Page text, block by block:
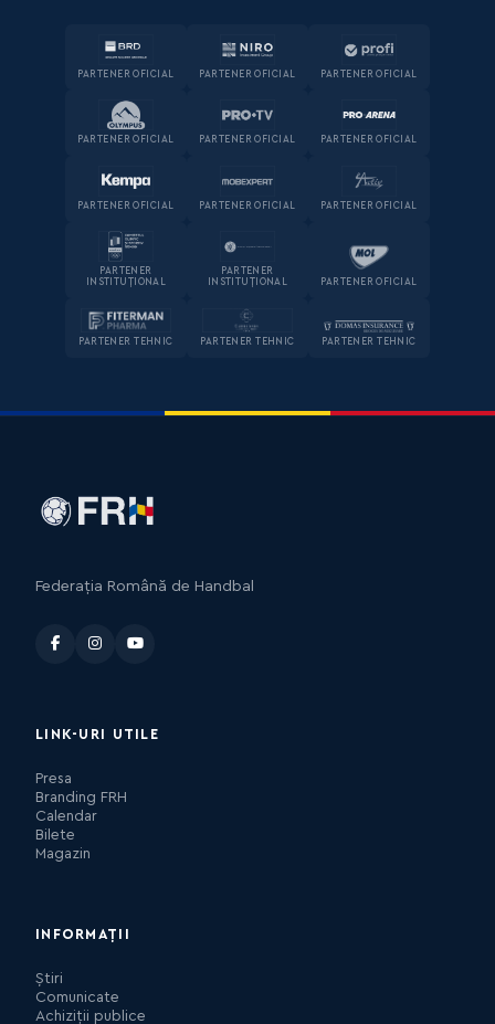
PARTENER OFICIAL PARTENER OFICIAL PARTENER OFICIAL
PARTENER OFICIAL PARTENER OFICIAL PARTENER OFICIAL
PARTENER OFICIAL PARTENER OFICIAL PARTENER OFICIAL
PARTENER
INSTITUȚIONAL
PARTENER
INSTITUȚIONAL
PARTENER OFICIAL
PARTENER TEHNIC PARTENER TEHNIC PARTENER TEHNIC
Federația Română de Handbal
LINK-URI UTILE
Presa
Branding FRH
Calendar
Bilete
Magazin
INFORMAȚII
Știri
Comunicate
Achiziții publice